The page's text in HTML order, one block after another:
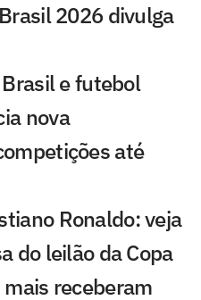
2026 divulga
e futebol
nova
até
Ronaldo: veja
do leilão da Copa
receberam